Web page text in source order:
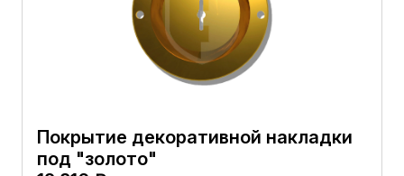
Покрытие декоративной накладки
под "золото"